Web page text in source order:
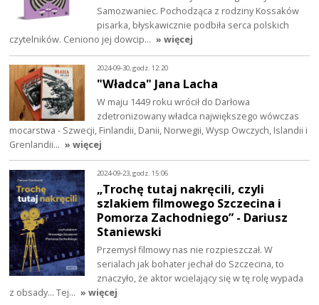
Samozwaniec. Pochodząca z rodziny Kossaków
pisarka, błyskawicznie podbiła serca polskich
czytelników. Ceniono jej dowcip… » więcej
2024-09-30, godz. 12:20
"Władca" Jana Lacha
W maju 1449 roku wrócił do Darłowa
zdetronizowany władca największego wówczas
mocarstwa - Szwecji, Finlandii, Danii, Norwegii, Wysp Owczych, Islandii i
Grenlandii… » więcej
2024-09-23, godz. 15:06
„Trochę tutaj nakręcili, czyli
szlakiem filmowego Szczecina i
Pomorza Zachodniego” - Dariusz
Staniewski
Przemysł filmowy nas nie rozpieszczał. W
serialach jak bohater jechał do Szczecina, to
znaczyło, że aktor wcielający się w tę rolę wypada
z obsady... Tej… » więcej